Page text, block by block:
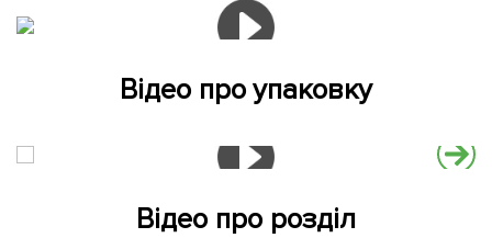
Відео про упаковку
Відео про розділ